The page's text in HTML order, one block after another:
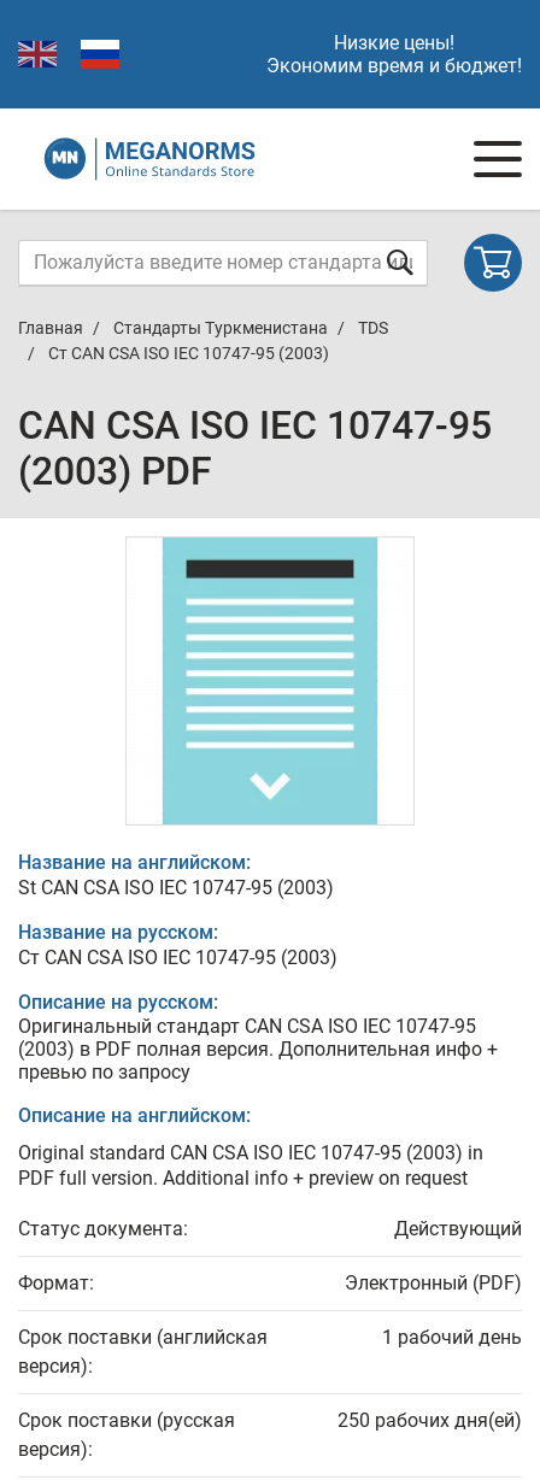
Низкие цены!
Экономим время и бюджет!
Главная Стандарты Туркменистана
TDS
Ст CAN CSA ISO IEC 10747-95 (2003)
CAN CSA ISO IEC 10747-95
(2003) PDF
Название на английском:
St CAN CSA ISO IEC 10747-95 (2003)
Название на русском:
Ст CAN CSA ISO IEC 10747-95 (2003)
Описание на русском:
Оригинальный стандарт CAN CSA ISO IEC 10747-95
(2003) в PDF полная версия. Дополнительная инфо +
превью по запросу
Описание на английском:
Original standard CAN CSA ISO IEC 10747-95 (2003) in
PDF full version. Additional info + preview on request
Статус документа: Действующий
Формат: Электронный (PDF)
Срок поставки (английская
версия):
1 рабочий день
Срок поставки (русская
версия):
250 рабочих дня(ей)